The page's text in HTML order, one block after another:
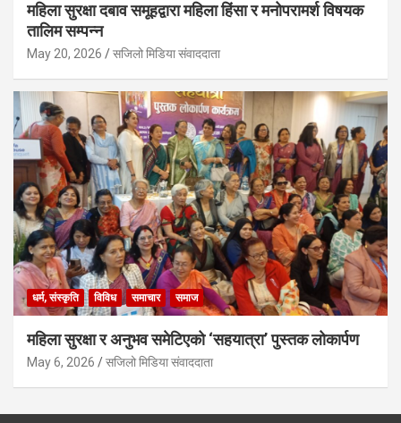
महिला सुरक्षा दबाव समूहद्वारा महिला हिंसा र मनोपरामर्श विषयक
तालिम सम्पन्न
May 20, 2026 सजिलो मिडिया संवाददाता
धर्म, संस्कृति विविध समाचार समाज
महिला सुरक्षा र अनुभव समेटिएको ‘सहयात्रा’ पुस्तक लोकार्पण
May 6, 2026 सजिलो मिडिया संवाददाता